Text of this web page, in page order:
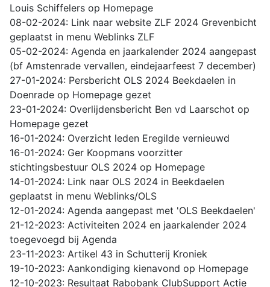
Louis Schiffelers op Homepage
08-02-2024: Link naar website ZLF 2024 Grevenbicht
geplaatst in menu Weblinks ZLF
05-02-2024: Agenda en jaarkalender 2024 aangepast
(bf Amstenrade vervallen, eindejaarfeest 7 december)
27-01-2024: Persbericht OLS 2024 Beekdaelen in
Doenrade op Homepage gezet
23-01-2024: Overlijdensbericht Ben vd Laarschot op
Homepage gezet
16-01-2024: Overzicht leden Eregilde vernieuwd
16-01-2024: Ger Koopmans voorzitter
stichtingsbestuur OLS 2024 op Homepage
14-01-2024: Link naar OLS 2024 in Beekdaelen
geplaatst in menu Weblinks/OLS
12-01-2024: Agenda aangepast met 'OLS Beekdaelen'
21-12-2023: Activiteiten 2024 en jaarkalender 2024
toegevoegd bij Agenda
23-11-2023: Artikel 43 in Schutterij Kroniek
19-10-2023: Aankondiging kienavond op Homepage
12-10-2023: Resultaat Rabobank ClubSupport Actie